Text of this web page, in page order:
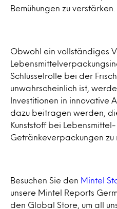
Bemühungen zu verstärken.
Obwohl ein vollständiges
Schlüsselrolle bei der
unwahrscheinlich ist,
Investitionen in innovative
dazu beitragen werden,
Kunststoff bei Lebensmittel-
Getränkeverpackungen zu
Besuchen Sie den Mintel
unsere Mintel Reports
den Global Store, um all